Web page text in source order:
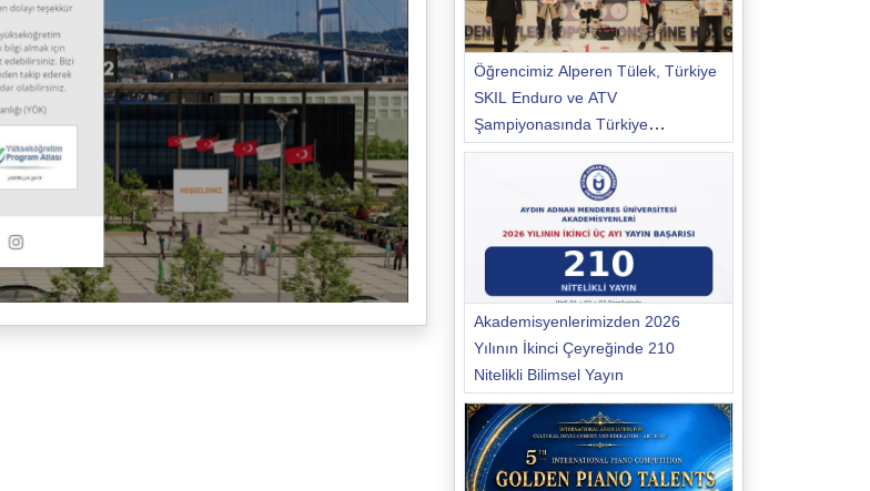
Öğrencimiz Alperen Tülek, Türkiye
SKIL Enduro ve ATV
Şampiyonasında Türkiye
Şampiyonu Oldu
Akademisyenlerimizden 2026
Yılının İkinci Çeyreğinde 210
Nitelikli Bilimsel Yayın